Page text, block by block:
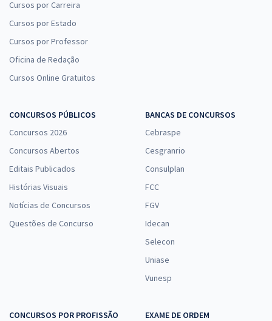
Cursos por Carreira
Cursos por Estado
Cursos por Professor
Oficina de Redação
Cursos Online Gratuitos
CONCURSOS PÚBLICOS
Concursos 2026
Concursos Abertos
Editais Publicados
Histórias Visuais
Notícias de Concursos
Questões de Concurso
BANCAS DE CONCURSOS
Cebraspe
Cesgranrio
Consulplan
FCC
FGV
Idecan
Selecon
Uniase
Vunesp
CONCURSOS POR PROFISSÃO
EXAME DE ORDEM